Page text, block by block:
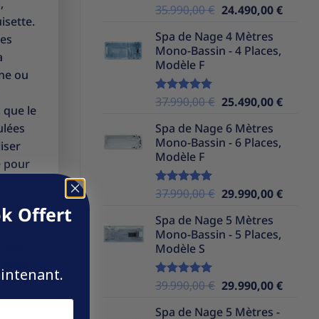
ou
que le
pour
Note5.00
35.990,00€ Le
initial
était :
24.490,00€Le
Spa de Nage 4 Mètres
Mono-Bassin - 4 Places,
Modèle F
Note5.00
37.990,00€ Le
initial
était :
25.490,00€Le
Spa de Nage 6 Mètres
Mono-Bassin - 6 Places,
Modèle F
Note5.00
37.990,00€ Le
initial
était :
29.990,00€Le
Spa de Nage 5 Mètres
Mono-Bassin - 5 Places,
Modèle S
Note5.00
39.990,00€ Le
initial
29.990,00€Le
Spa de Nage 5 Mètres -
Offert